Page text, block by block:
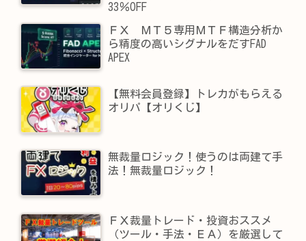
33％OFF
ＦＸ ＭＴ５専用ＭＴＦ構造分析か
ら精度の高いシグナルをだすFAD
APEX
【無料会員登録】トレカがもらえる
オリパ【オリくじ】
無裁量ロジック！使うのは両建て手
法！無裁量ロジック！
ＦＸ裁量トレード・投資おススメ
（ツール・手法・ＥＡ）を厳選して